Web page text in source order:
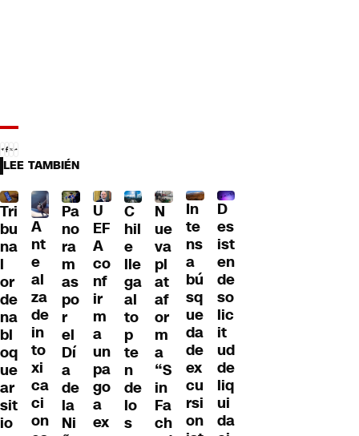
LEE TAMBIÉN
Tri
bu
na
l
or
de
na
bl
oq
ue
ar
sit
io
A
nt
e
al
za
de
in
to
xi
ca
ci
on
Pa
no
ra
m
as
po
r
el
Dí
a
de
la
Ni
U
EF
A
co
nf
ir
m
a
un
pa
go
a
ex
C
hil
e
lle
ga
al
to
p
te
n
de
lo
s
N
ue
va
pl
at
af
or
m
a
“S
in
Fa
ch
In
te
ns
a
bú
sq
ue
da
de
ex
cu
rsi
on
D
es
ist
en
de
so
lic
it
ud
de
liq
ui
da